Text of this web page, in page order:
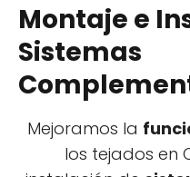
Montaje e
Sistemas
Mejoramos la
los tejados en